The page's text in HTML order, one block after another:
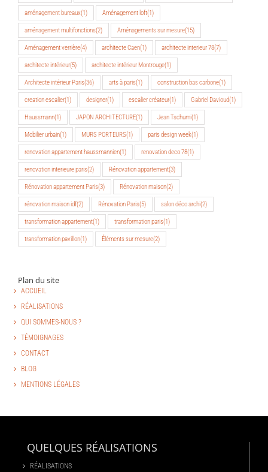
aménagement bureaux(1) Aménagement loft(1)
aménagement multifonctions(2) Aménagements sur mesure(15)
Aménagement verrière(4) architecte Caen(1) architecte interieur 78(7)
architecte intérieur(5) architecte intérieur Montrouge(1)
Architecte intérieur Paris(36) arts à paris(1) construction bas carbone(1)
creation escalier(1) designer(1) escalier créateur(1) Gabriel Davioud(1)
Haussmann(1) JAPON ARCHITECTURE(1) Jean Tschumi(1)
Mobilier urbain(1) MURS PORTEURS(1) paris design week(1)
renovation appartement haussmannien(1) renovation deco 78(1)
renovation interieure paris(2) Rénovation appartement(3)
Rénovation appartement Paris(3) Rénovation maison(2)
rénovation maison idf(2) Rénovation Paris(5) salon déco archi(2)
transformation appartement(1) transformation paris(1)
transformation pavillon(1) Éléments sur mesure(2)
Plan du site
ACCUEIL
RÉALISATIONS
QUI SOMMES-NOUS ?
TÉMOIGNAGES
CONTACT
BLOG
MENTIONS LÉGALES
QUELQUES RÉALISATIONS
RÉALISATIONS